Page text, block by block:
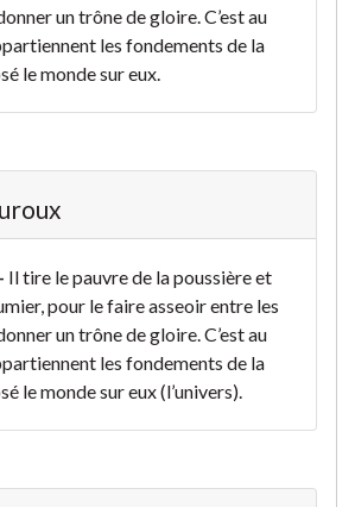
un trône de gloire. C’est au
les fondements de la
le monde sur eux.
- Il tire le pauvre de la poussière et
pour le faire asseoir entre les
un trône de gloire. C’est au
les fondements de la
le monde sur eux (l’univers).